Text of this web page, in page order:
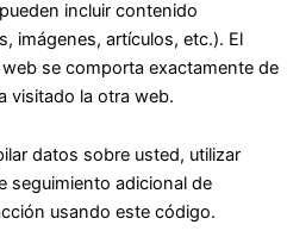
incluir contenido
imágenes, artículos, etc.). El
se comporta exactamente de
visitado la otra web.
datos sobre usted, utilizar
seguimiento adicional de
usando este código.